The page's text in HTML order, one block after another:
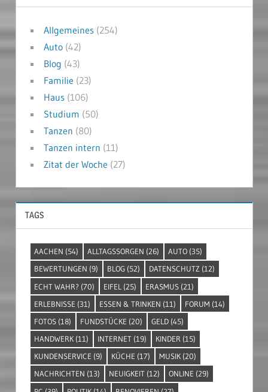
Allgemeines(254)
Auto(42)
Blog (43)
Familie (23)
Haus(106)
Studium (50)
Tanzen (80)
Tanzen intern (11)
Zitat der Woche (27)
TAGS
AACHEN (54) ALLTAGSSORGEN (26) AUTO (35)
BEWERTUNGEN (9) BLOG (52) DATENSCHUTZ (12)
ECHT WAHR? (70) EIFEL (25) ERASMUS (21)
ERLEBNISSE (31) ESSEN & TRINKEN (11) FORUM (14)
FOTOS (18) FUNDSTÜCKE (20) GELD (45)
HANDWERK (11) INTERNET (19) KINDER (15)
KUNDENSERVICE (9) KÜCHE (17) MUSIK (20)
NACHRICHTEN (13) NEUIGKEIT (12) ONLINE (29)